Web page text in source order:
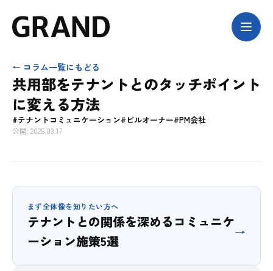
← コラム一覧にもどる
共用部をテナントとのタッチポイント
に変える方法
#テナントコミュニケーション#ビルオーナー#PM会社
公開: 2025.03.17
まず全体像を知りたい方へ
テナントとの関係を深めるコミュニケ
ーション施策5選
→